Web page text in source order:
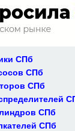
СПб
СПб
СПб
СПб
СПб